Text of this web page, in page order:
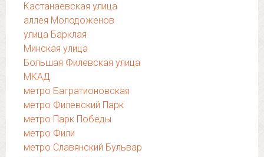
Кастанаевская улица
аллея Молодоженов
улица Барклая
Минская улица
Большая Филевская улица
МКАД
метро Багратионовская
метро Филевский Парк
метро Парк Победы
метро Фили
метро Славянский Бульвар